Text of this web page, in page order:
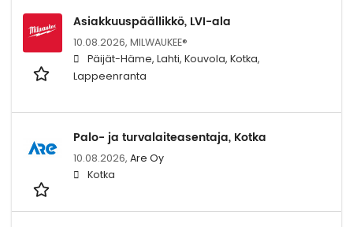
Asiakkuuspäällikkö, LVI-ala
10.08.2026, MILWAUKEE®
Päijät-Häme, Lahti, Kouvola, Kotka,
Lappeenranta
Palo- ja turvalaiteasentaja, Kotka
10.08.2026, Are Oy
Kotka